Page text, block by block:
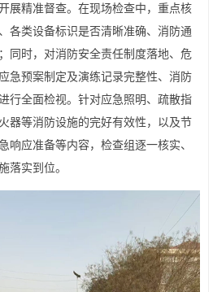
展精准督查。在现场检查中，重点核
各类设备标识是否清晰准确、消防通
同时，对消防安全责任制度落地、危
急预案制定及演练记录完整性、消防
行全面检视。针对应急照明、疏散指
器等消防设施的完好有效性，以及节
响应准备等内容，检查组逐一核实、
落实到位。